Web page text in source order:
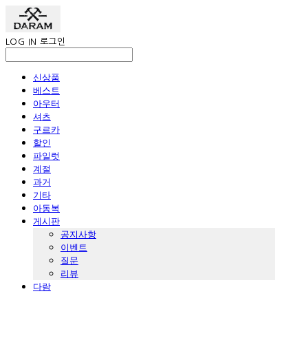
LOG IN 로그인
신상품
베스트
아우터
셔츠
구르카
할인
파일럿
계절
과거
기타
아동복
게시판
공지사항
이벤트
질문
리뷰
다람